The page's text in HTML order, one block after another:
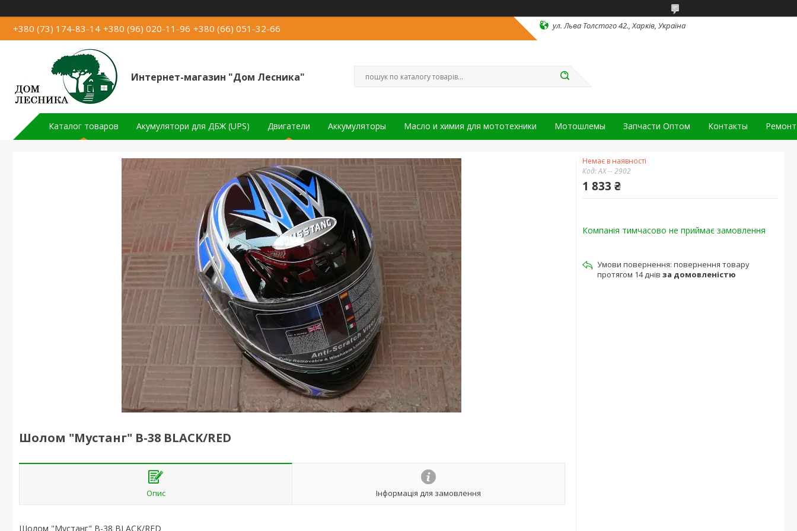
+380 (73) 174-83-14 +380 (96) 020-11-96 +380 (66) 051-32-66 ул. Льва Толстого 42., Харків, Україна
Интернет-магазин "Дом Лесника"
Каталог товаров Акумулятори для ДБЖ (UPS) Двигатели Аккумуляторы Масло и химия для мототехники Мотошлемы Запчасти Оптом Контакты Ремонт
Шолом "Мустанг" В-38 BLACK/RED
Опис Інформація для замовлення
Шолом "Мустанг" В-38 BLACK/RED
Немає в наявності
Код:АХ -- 2902
1 833 ₴
Компанія тимчасово не приймає замовлення
повернення товару
протягом 14 днів за домовленістю